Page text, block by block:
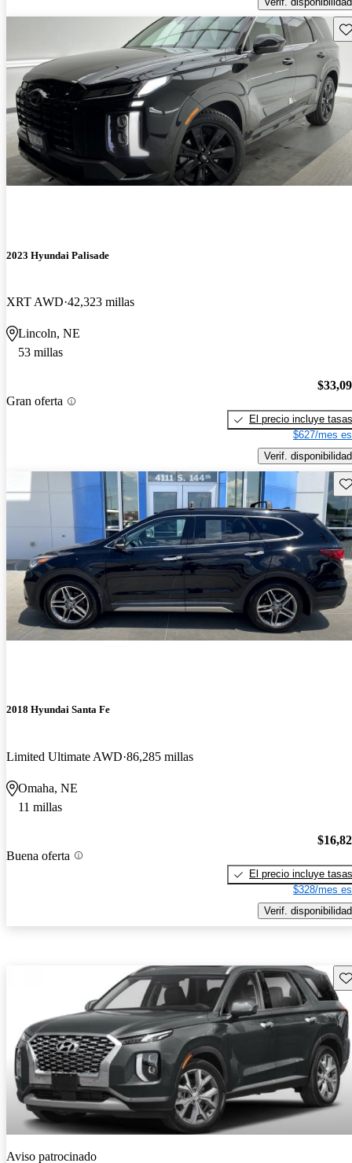
2023 Hyundai Palisade
XRT AWD 42,323 millas
Lincoln, NE
53 millas
Gran oferta
El precio incluye tasas
$627/mes
Verif. disponibilidad
2018 Hyundai Santa Fe
Limited Ultimate AWD 86,285 millas
Omaha, NE
11 millas
Buena oferta
El precio incluye tasas
$328/mes
Verif. disponibilidad
Aviso patrocinado